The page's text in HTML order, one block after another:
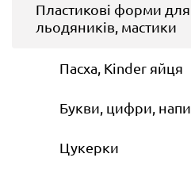
Пластикові форми
льодяників, мастики
Пасха, Kinder яйця
Букви, цифри,
Цукерки